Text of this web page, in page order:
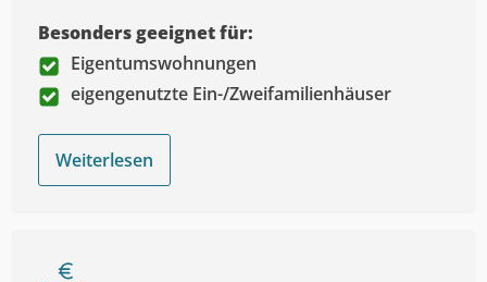
Besonders geeignet für:
Eigentumswohnungen
eigengenutzte Ein-/Zweifamilienhäuser
Weiterlesen